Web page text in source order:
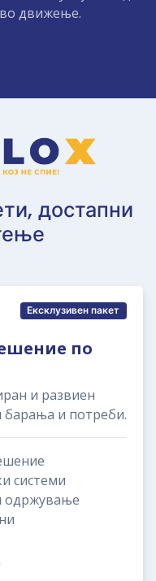
движење.
достапни
Ексклузивен пакет
по
и развиен
и потреби.
системи
одржување